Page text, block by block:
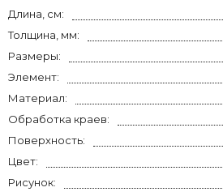
Длина, см:
Толщина, мм:
Размеры:
Элемент:
Материал:
Обработка краев:
Поверхность:
Цвет:
Рисунок: